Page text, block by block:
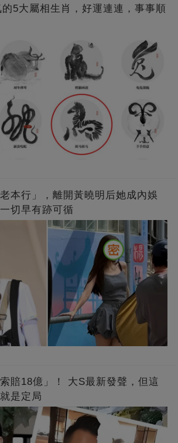
5大屬相生肖，好運連連，事事順
本行」，離開黃曉明后她成內娛
切早有跡可循
賠18億」！ 大S最新發聲，但這
是定局